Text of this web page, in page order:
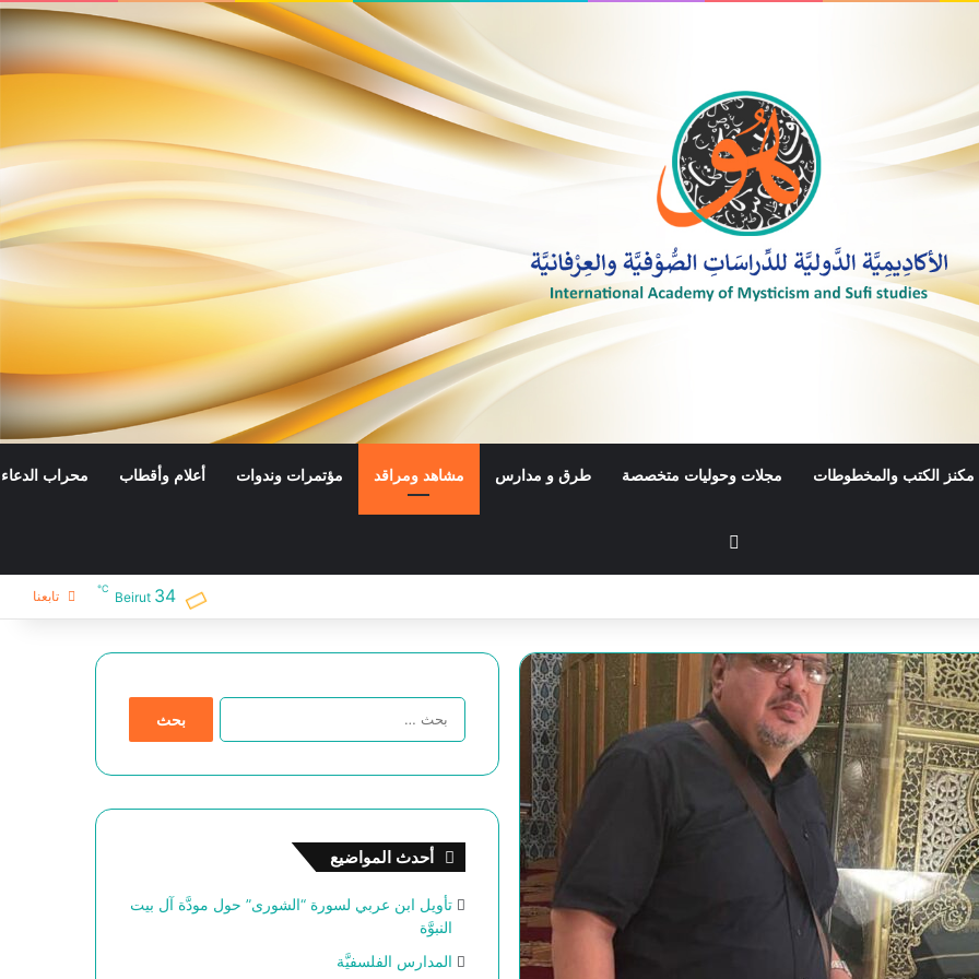
مكنز الكتب والمخطوطات مجلات وحوليات متخصصة طرق و مدارس مشاهد ومراقد مؤتمرات وندوات أعلام وأقطاب محراب الدعاء
Beirut 34
℃ تابعنا
ا
ح
أحدث المواضيع
تأويل ابن عربي لسورة “الشورى” حول مودَّة آل بيت
النبوَّة
المدارس الفلسفيَّة